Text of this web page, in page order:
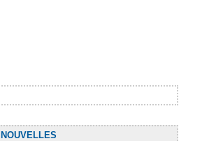
NOUVELLES